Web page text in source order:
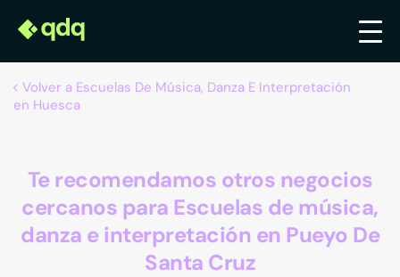
Volver a Escuelas De Música, Danza E Interpretación
en Huesca
Te recomendamos otros negocios
cercanos para Escuelas de música,
danza e interpretación en Pueyo De
Santa Cruz